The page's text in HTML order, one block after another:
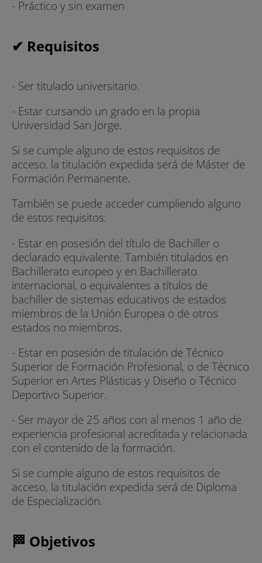
- Práctico y sin examen
✔ Requisitos
- Ser titulado universitario.
- Estar cursando un grado en la propia
Universidad San Jorge.
Si se cumple alguno de estos requisitos de
acceso, la titulación expedida será de Máster de
Formación Permanente.
También se puede acceder cumpliendo alguno
de estos requisitos:
- Estar en posesión del título de Bachiller o
declarado equivalente. También titulados en
Bachillerato europeo y en Bachillerato
internacional, o equivalentes a títulos de
bachiller de sistemas educativos de estados
miembros de la Unión Europea o de otros
estados no miembros.
- Estar en posesión de titulación de Técnico
Superior de Formación Profesional, o de Técnico
Superior en Artes Plásticas y Diseño o Técnico
Deportivo Superior.
- Ser mayor de 25 años con al menos 1 año de
experiencia profesional acreditada y relacionada
con el contenido de la formación.
Si se cumple alguno de estos requisitos de
acceso, la titulación expedida será de Diploma
de Especialización.
🏁 Objetivos